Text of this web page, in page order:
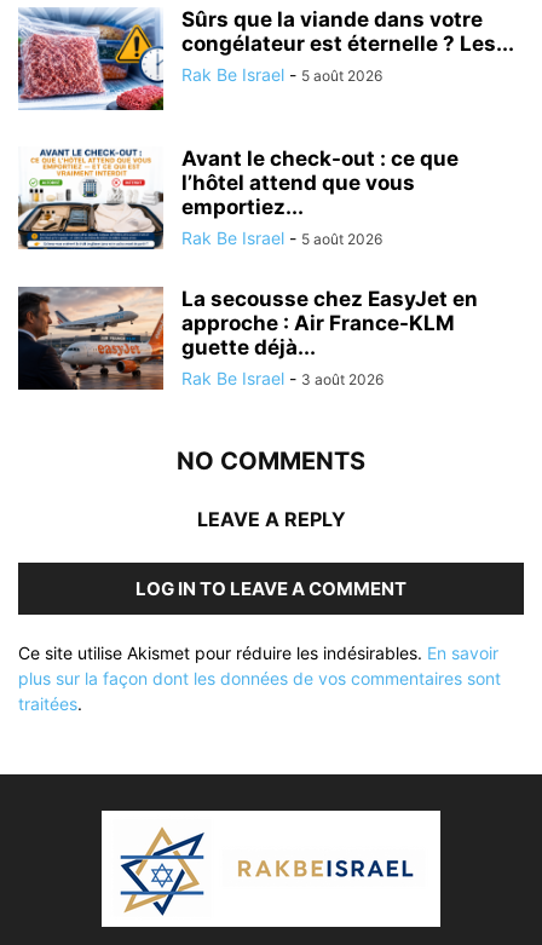
Sûrs que la viande dans votre
congélateur est éternelle ? Les...
Rak Be Israel - 5 août 2026
Avant le check-out : ce que
l’hôtel attend que vous
emportiez...
Rak Be Israel - 5 août 2026
La secousse chez EasyJet en
approche : Air France-KLM
guette déjà...
Rak Be Israel - 3 août 2026
NO COMMENTS
LEAVE A REPLY
LOG IN TO LEAVE A COMMENT
Ce site utilise Akismet pour réduire les indésirables. En savoir
plus sur la façon dont les données de vos commentaires sont
traitées.